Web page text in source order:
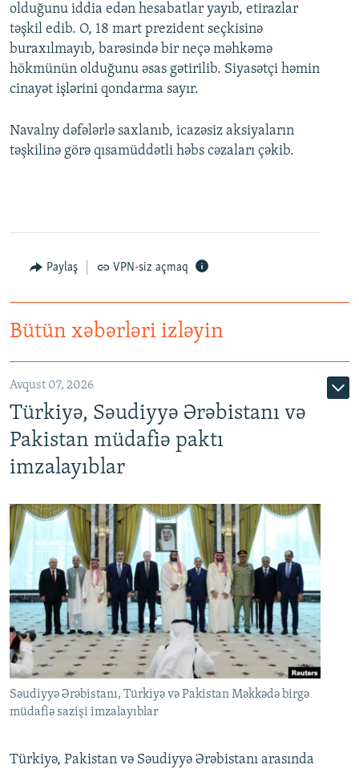
olduğunu iddia edən hesabatlar yayıb, etirazlar
təşkil edib. O, 18 mart prezident seçkisinə
buraxılmayıb, barəsində bir neçə məhkəmə
hökmünün olduğunu əsas gətirilib. Siyasətçi həmin
cinayət işlərini qondarma sayır.
Navalny dəfələrlə saxlanıb, icazəsiz aksiyaların
təşkilinə görə qısamüddətli həbs cəzaları çəkib.
Paylaş VPN-siz açmaq
Bütün xəbərləri izləyin
Avqust 07, 2026
Türkiyə, Səudiyyə Ərəbistanı və
Pakistan müdafiə paktı
imzalayıblar
Səudiyyə Ərəbistanı, Türkiyə və Pakistan Məkkədə birgə
müdafiə sazişi imzalayıblar
Türkiyə, Pakistan və Səudiyyə Ərəbistanı arasında